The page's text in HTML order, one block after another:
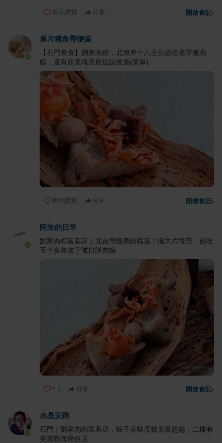
表示讚賞 分享 開啟食記›
厚片嘴角帶便當
【石門美食】劉家肉粽，北海岸十八王公必吃老字號肉
粽，還有超美海景座位區推薦(菜單)
表示讚賞 分享 開啟食記›
阿朱的日常
劉家肉粽富基店｜北台灣最美肉粽店！擁大片海景，必吃
五十多年老字號排隊肉粽
+ 1 分享 開啟食記›
水晶安蹄
石門｜劉家肉粽富基店，粽子美味度被美景超越，二樓有
美麗觀海座位區